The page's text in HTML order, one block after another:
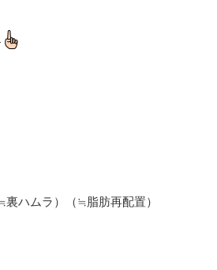
ハムラ）（≒脂肪再配置）